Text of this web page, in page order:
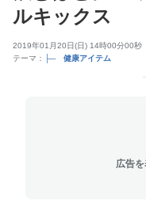
ルキックス
2019年01月20日(日) 14時00分00秒
テーマ：
├─ 健康アイテム
広告